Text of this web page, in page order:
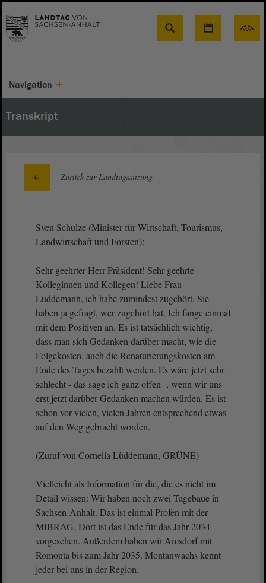
Suche
Navigation
Transkript
Zurück zur Landtagssitzung
Sven Schulze (Minister für Wirtschaft, Tourismus,
Landwirtschaft und Forsten):
Sehr geehrter Herr Präsident! Sehr geehrte
Kolleginnen und Kollegen! Liebe Frau
Lüddemann, ich habe zumindest zugehört. Sie
haben ja gefragt, wer zugehört hat. Ich fange einmal
mit dem Positiven an. Es ist tatsächlich wichtig,
dass man sich Gedanken darüber macht, wie die
Folgekosten, auch die Renaturierungskosten am
Ende des Tages bezahlt werden. Es wäre jetzt sehr
schlecht - das sage ich ganz offen , wenn wir uns
erst jetzt darüber Gedanken machen würden. Es ist
schon vor vielen, vielen Jahren entsprechend etwas
auf den Weg gebracht worden.
(Zuruf von Cornelia Lüddemann, GRÜNE)
Vielleicht als Information für die, die es nicht im
Detail wissen: Wir haben noch zwei Tagebaue in
Sachsen-Anhalt. Das ist einmal Profen mit der
MIBRAG. Dort ist das Ende für das Jahr 2034
vorgesehen. Außerdem haben wir Amsdorf mit
Romonta bis zum Jahr 2035. Montanwachs kennt
jeder bei uns in der Region.